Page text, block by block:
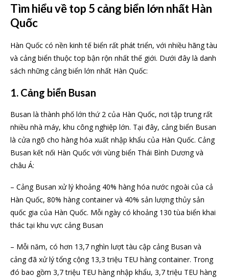
Tìm hiểu về top 5 cảng biển lớn nhất Hàn
Quốc
Hàn Quốc có nền kinh tế biển rất phát triển, với nhiều hãng tàu
và cảng biển thuộc top bận rộn nhất thế giới. Dưới đây là danh
sách những cảng biển lớn nhất Hàn Quốc:
1. Cảng biển Busan
Busan là thành phố lớn thứ 2 của Hàn Quốc, nơi tập trung rất
nhiều nhà máy, khu công nghiệp lớn. Tại đây, cảng biển Busan
là cửa ngõ cho hàng hóa xuất nhập khẩu của Hàn Quốc. Cảng
Busan kết nối Hàn Quốc với vùng biển Thái Bình Dương và
châu Á:
– Cảng Busan xử lý khoảng 40% hàng hóa nước ngoài của cả
Hàn Quốc, 80% hàng container và 40% sản lượng thủy sản
quốc gia của Hàn Quốc. Mỗi ngày có khoảng 130 tùa biển khai
thác tại khu vực cảng Busan
– Mỗi năm, có hơn 13,7 nghìn lượt tàu cập cảng Busan và
cảng đã xử lý tổng cộng 13,3 triệu TEU hàng container. Trong
đó bao gồm 3,7 triệu TEU hàng nhập khẩu, 3,7 triệu TEU hàng